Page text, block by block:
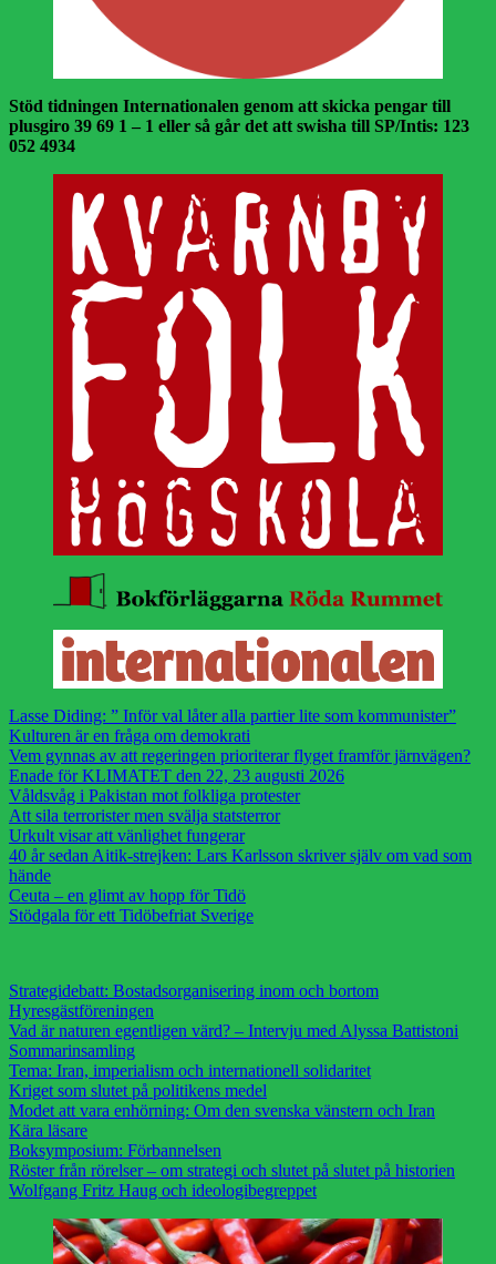
Stöd tidningen Internationalen genom att skicka pengar till
plusgiro 39 69 1 – 1 eller så går det att swisha till SP/Intis: 123
052 4934
Lasse Diding: ” Inför val låter alla partier lite som kommunister”
Kulturen är en fråga om demokrati
Vem gynnas av att regeringen prioriterar flyget framför järnvägen?
Enade för KLIMATET den 22, 23 augusti 2026
Våldsvåg i Pakistan mot folkliga protester
Att sila terrorister men svälja statsterror
Urkult visar att vänlighet fungerar
40 år sedan Aitik-strejken: Lars Karlsson skriver själv om vad som
hände
Ceuta – en glimt av hopp för Tidö
Stödgala för ett Tidöbefriat Sverige
Strategidebatt: Bostadsorganisering inom och bortom
Hyresgästföreningen
Vad är naturen egentligen värd? – Intervju med Alyssa Battistoni
Sommarinsamling
Tema: Iran, imperialism och internationell solidaritet
Kriget som slutet på politikens medel
Modet att vara enhörning: Om den svenska vänstern och Iran
Kära läsare
Boksymposium: Förbannelsen
Röster från rörelser – om strategi och slutet på slutet på historien
Wolfgang Fritz Haug och ideologibegreppet